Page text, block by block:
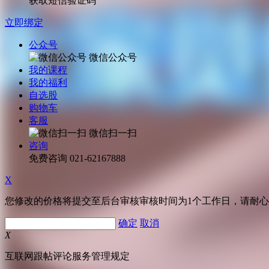
立即绑定
公众号
微信公众号
我的课程
我的福利
自选股
购物车
客服
微信扫一扫
咨询
免费咨询 021-62167888
X
您修改的价格将提交至后台审核审核时间为1个工作日，请耐
确定 取消
X
互联网跟帖评论服务管理规定